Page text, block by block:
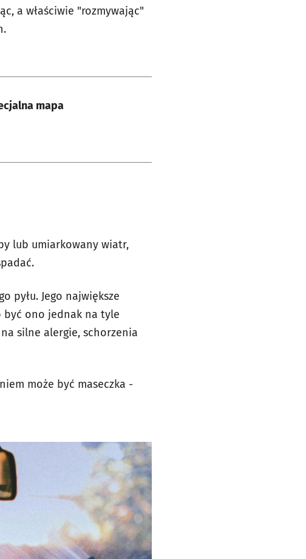
a właściwie "rozmywając"
mapa
lub umiarkowany wiatr,
pyłu. Jego największe
być ono jednak na tyle
silne alergie, schorzenia
może być maseczka -